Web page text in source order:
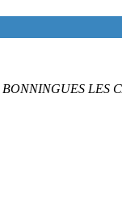
BONNINGUES LES